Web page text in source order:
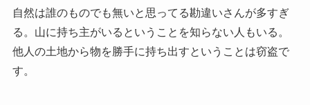
自然は誰のものでも無いと思ってる勘違いさんが多すぎ
る。山に持ち主がいるということを知らない人もいる。
他人の土地から物を勝手に持ち出すということは窃盗で
す。